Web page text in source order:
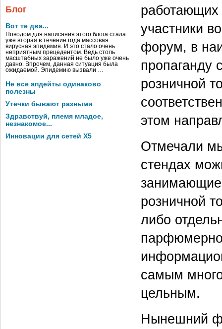
Блог
Вот те два...
Поводом для написания этого блога стала
уже вторая в течение года массовая
вирусная эпидемия. И это стало очень
неприятным прецедентом. Ведь столь
масштабных заражений не было уже очень
давно. Впрочем, данная ситуация была
ожидаемой. Эпидемию вызвали …
Не все апдейты одинаково
полезны
Утечки бывают разными
Здравствуй, племя младое,
незнакомое...
Инновации для сетей X5
участники
форум, в
пропаганду
розничной
этом
Отмечали
стендах
розничной
либо
самым
цельным.
Нынешний